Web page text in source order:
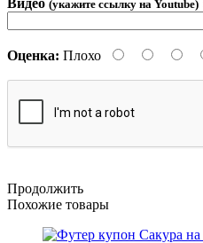
(укажите ссылку на Youtube)
Оценка: Плохо
Продолжить
Похожие товары